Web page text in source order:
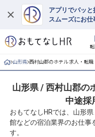
アプリでパッと
スムーズにお仕
ログイン
求人・施設を探す
就職・転職 合同説明
おもてなしHRについ
山形県 西村山郡のホテル 求人・転
山形県 / 西村山郡の
中途採
おもてなしHRでは、山形
館などの宿泊業界のお仕事
す。